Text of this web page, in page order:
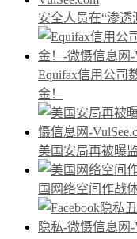
安全人员在“渗
Equifax信用公司
金！
美国安局再被曝
国网络空间作战